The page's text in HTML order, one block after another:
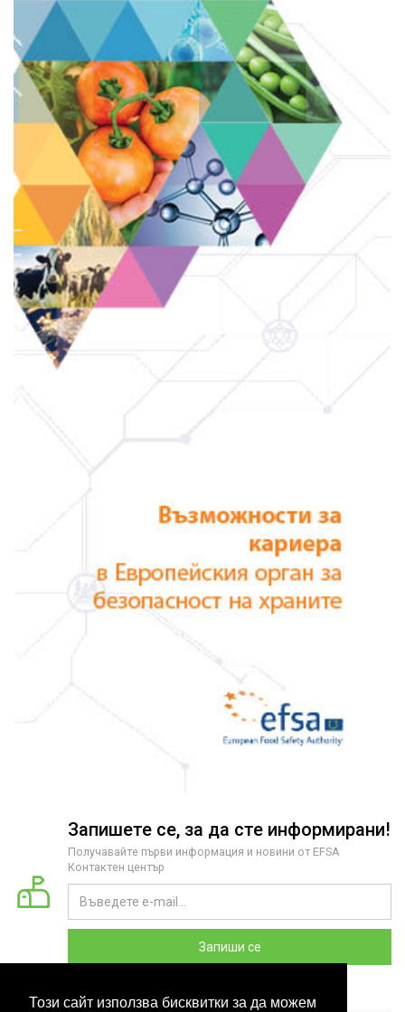
Този сайт използва бисквитки за да можем
Запишете се, за да сте информирани!
Получавайте първи информация и новини от EFSA
Контактен център
Запиши се